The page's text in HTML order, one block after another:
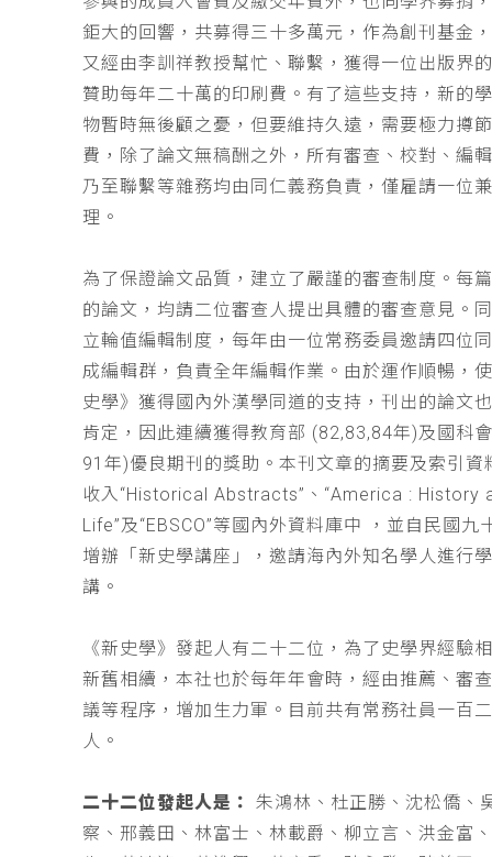
鉅大的回響，共募得三十多萬元，作為創刊基金
又經由李訓祥教授幫忙、聯繫，獲得一位出版界
贊助每年二十萬的印刷費。有了這些支持，新的
物暫時無後顧之憂，但要維持久遠，需要極力撙
費，除了論文無稿酬之外，所有審查、校對、編
乃至聯繫等雜務均由同仁義務負責，僅雇請一位
理。
為了保證論文品質，建立了嚴謹的審查制度。每
的論文，均請二位審查人提出具體的審查意見。
立輪值編輯制度，每年由一位常務委員邀請四位
成編輯群，負責全年編輯作業。由於運作順暢，
史學》獲得國內外漢學同道的支持，刊出的論文
肯定，因此連續獲得教育部 (82,83,84年)及國科
91年)優良期刊的獎助。本刊文章的摘要及索引資
收入“Historical Abstracts”、“America : History
Life”及“EBSCO”等國內外資料庫中 ，並自民國九
增辦「新史學講座」，邀請海內外知名學人進行
講。
《新史學》發起人有二十二位，為了史學界經驗
新舊相續，本社也於每年年會時，經由推薦、審
議等程序，增加生力軍。目前共有常務社員一百
人。
二十二位發起人是：
朱鴻林、杜正勝、沈松僑、
察、邢義田、林富士、林載爵、柳立言、洪金富